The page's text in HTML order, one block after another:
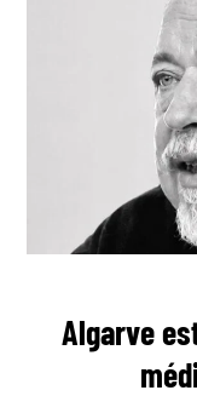
Algarve